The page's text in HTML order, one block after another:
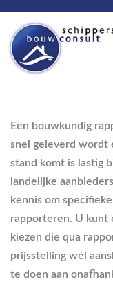
Een bouwkundig
snel geleverd wordt
stand komt is lastig
landelijke
kennis om
rapporteren. U kunt
kiezen die qua
prijsstelling wél
te doen aan